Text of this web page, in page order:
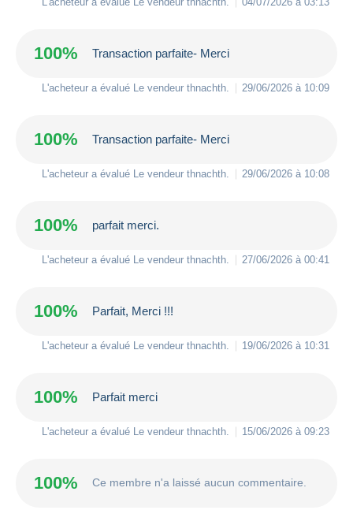
100% Transaction parfaite- Merci
L'acheteur a évalué Le vendeur thnachth 29/06/2026 à 10:09
100% Transaction parfaite- Merci
L'acheteur a évalué Le vendeur thnachth 29/06/2026 à 10:08
100% parfait merci.
L'acheteur a évalué Le vendeur thnachth 27/06/2026 à 00:41
100% Parfait, Merci !!!
L'acheteur a évalué Le vendeur thnachth 19/06/2026 à 10:31
100% Parfait merci
L'acheteur a évalué Le vendeur thnachth 15/06/2026 à 09:23
100% Ce membre n'a laissé aucun commentaire.